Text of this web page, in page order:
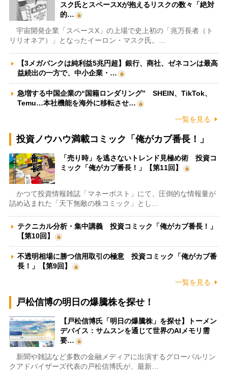
スク氏とスペースXが抱えるリスクの数々「絶対
的…
宇宙開発企業「スペースX」の上場で史上初の「兆万長者（ト
リリオネア）」となったイーロン・マスク氏。…
【3メガバンクは純利益5兆円超】銀行、商社、ゼネコンは最高
益続出の一方で、中小企業・…
急増する中国企業の“国籍ロンダリング” SHEIN、TikTok、
Temu…本社機能を海外に移転させ…
一覧を見る
投資ノウハウ満載コミック「俺がカブ番長！」
「売り時」を逃さないトレンド見極め術 投資コ
ミック「俺がカブ番長！」【第11回】
かつて投資情報雑誌「マネーポスト」にて、圧倒的な情報量が
詰め込まれた「天下無敵の株コミック」とし…
テクニカル分析・集中講義 投資コミック「俺がカブ番長！」
【第10回】
不透明相場に勝つ信用取引の極意 投資コミック「俺がカブ番
長！」【第9回】
一覧を見る
戸松信博の明日の爆騰株を探せ！
【戸松信博氏「明日の爆騰株」を探せ】トーメン
デバイス：サムスンを通じて世界のAIメモリ需
要…
新聞や雑誌など多数の金融メディアに出演するグローバルリン
クアドバイザーズ代表の戸松信博氏が、最新…